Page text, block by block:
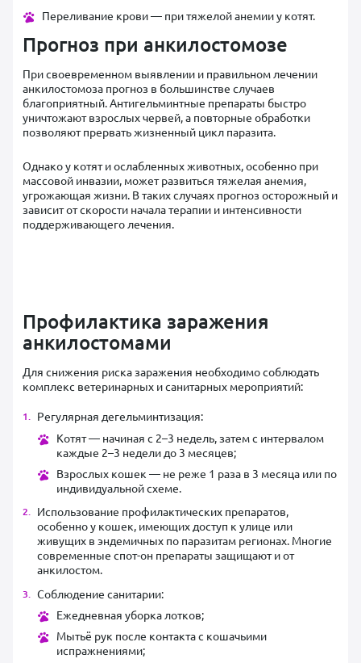
Переливание крови — при тяжелой анемии у котят.
Прогноз при анкилостомозе
При своевременном выявлении и правильном лечении
анкилостомоза прогноз в большинстве случаев
благоприятный. Антигельминтные препараты быстро
уничтожают взрослых червей, а повторные обработки
позволяют прервать жизненный цикл паразита.
Однако у котят и ослабленных животных, особенно при
массовой инвазии, может развиться тяжелая анемия,
угрожающая жизни. В таких случаях прогноз осторожный и
зависит от скорости начала терапии и интенсивности
поддерживающего лечения.
Профилактика заражения
анкилостомами
Для снижения риска заражения необходимо соблюдать
комплекс ветеринарных и санитарных мероприятий:
Регулярная дегельминтизация:
Котят — начиная с 2–3 недель, затем с интервалом
каждые 2–3 недели до 3 месяцев;
Взрослых кошек — не реже 1 раза в 3 месяца или по
индивидуальной схеме.
Использование профилактических препаратов,
особенно у кошек, имеющих доступ к улице или
живущих в эндемичных по паразитам регионах. Многие
современные спот-он препараты защищают и от
анкилостом.
Соблюдение санитарии:
Ежедневная уборка лотков;
Мытьё рук после контакта с кошачьими
испражнениями;